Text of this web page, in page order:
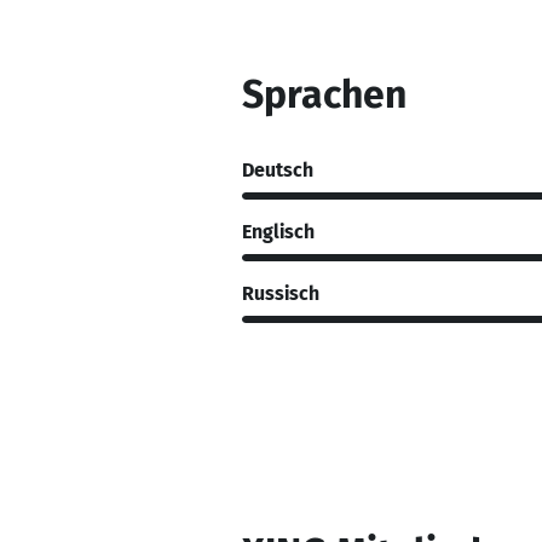
Sprachen
Deutsch
Englisch
Russisch